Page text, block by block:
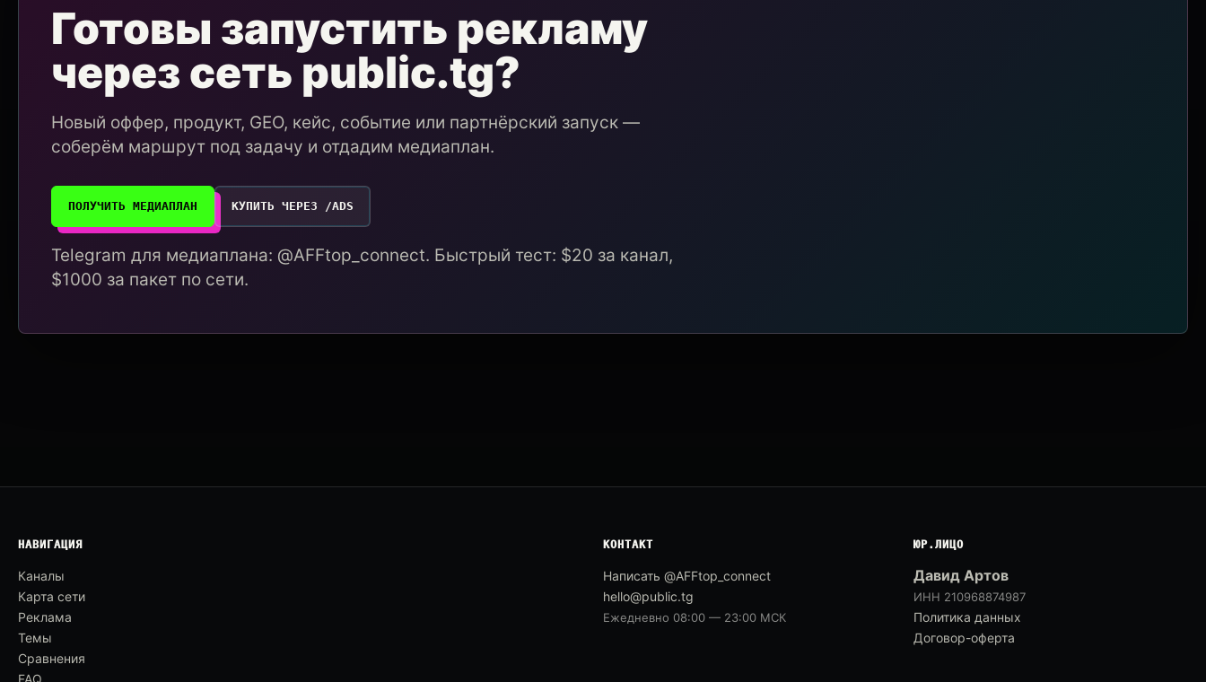
Готовы запустить рекламу
через сеть public.tg?
Новый оффер, продукт, GEO, кейс, событие или партнёрский запуск —
соберём маршрут под задачу и отдадим медиаплан.
ПОЛУЧИТЬ МЕДИАПЛАН КУПИТЬ ЧЕРЕЗ /ADS
Telegram для медиаплана: @AFFtop_connect. Быстрый тест: $20 за канал,
$1000 за пакет по сети.
НАВИГАЦИЯ
Каналы
Карта сети
Реклама
Темы
Сравнения
FAQ
КОНТАКТ
Написать @AFFtop_connect
hello@public.tg
Ежедневно 08:00 — 23:00 МСК
ЮР.ЛИЦО
Давид Артов
ИНН 210968874987
Политика данных
Договор-оферта